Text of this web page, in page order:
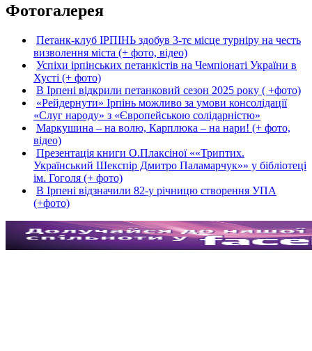
Фотогалерея
Петанк-клуб ІРПІНЬ здобув 3-тє місце турніру на честь
визволення міста (+ фото, відео)
Успіхи ірпінських петанкістів на Чемпіонаті України в
Хусті (+ фото)
В Ірпені відкрили петанковий сезон 2025 року ( +фото)
«Рейдернути» Ірпінь можливо за умови консолідації
«Слуг народу» з «Європейською солідарністю»
Маркушина – на волю, Карплюка – на нари! (+ фото,
відео)
Презентація книги О.Плаксіної ««Триптих.
Український Шекспір Дмитро Паламарчук»» у бібліотеці
ім. Гоголя (+ фото)
В Ірпені відзначили 82-у річницю створення УПА
(+фото)